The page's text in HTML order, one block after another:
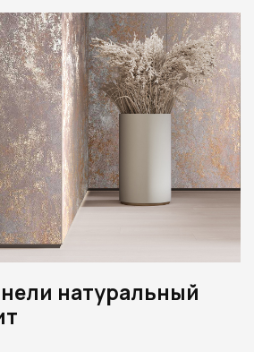
натуральный